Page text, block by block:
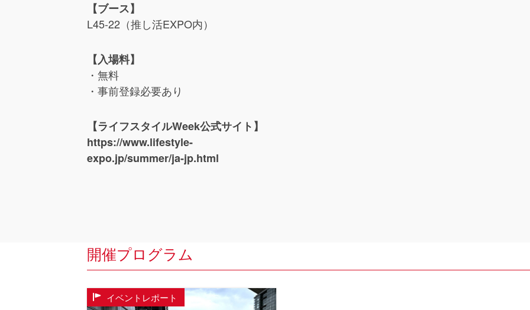
【ブース】
L45-22（推し活EXPO内）
【入場料】
・無料
・事前登録必要あり
【ライフスタイルWeek公式サイト】
https://www.lifestyle-
expo.jp/summer/ja-jp.html
開催プログラム
イベントレポート